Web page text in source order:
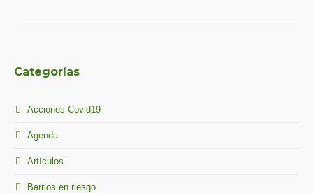
Categorías
Acciones Covid19
Agenda
Artículos
Barrios en riesgo